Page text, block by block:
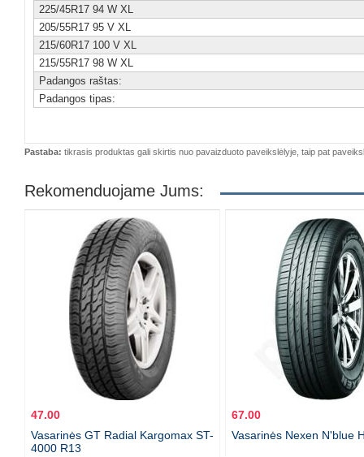
225/45R17 94 W XL
205/55R17 95 V XL
215/60R17 100 V XL
215/55R17 98 W XL
Padangos raštas:
Padangos tipas:
Pastaba: tikrasis produktas gali skirtis nuo pavaizduoto paveikslėlyje, taip pat
Rekomenduojame Jums:
47.00
Vasarinės GT Radial Kargomax ST-
4000 R13
67.00
Vasarinės Nexen N'blue